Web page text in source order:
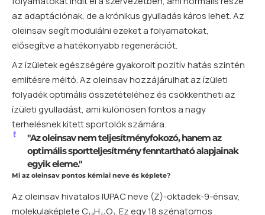
az adaptációnak, de a krónikus gyulladás káros lehet. Az
oleinsav segít modulálni ezeket a folyamatokat,
elősegítve a hatékonyabb regenerációt.
Az ízületek egészségére gyakorolt pozitív hatás szintén
említésre méltó. Az oleinsav hozzájárulhat az ízületi
folyadék optimális összetételéhez és csökkentheti az
ízületi gyulladást, ami különösen fontos a nagy
terhelésnek kitett sportolók számára.
"Az oleinsav nem teljesítményfokozó, hanem az
optimális sportteljesítmény fenntartható alapjainak
egyik eleme."
Mi az oleinsav pontos kémiai neve és képlete?
Az oleinsav hivatalos IUPAC neve (Z)-oktadek-9-énsav,
molekulaképlete C₁₈H₃₄O₂. Ez egy 18 szénatomos